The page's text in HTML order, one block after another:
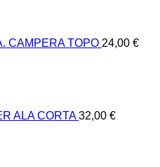
CAMPERA TOPO 24,00 €
ALA CORTA 32,00 €